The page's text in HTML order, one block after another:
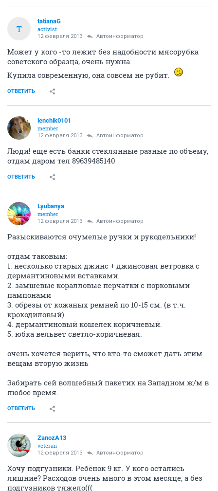
T
tatianaG
activist
12 февраля 2013 Автоинформатор
Может у кого -то лежит без надобности мясорубка
советского образца, очень нужна.
Купила современную, она совсем не рубит.
ОТВЕТИТЬ
lenchik0101
member
12 февраля 2013 Автоинформатор
Люди! еще есть банки стеклянные разные по объему,
отдам даром тел 89639485140
ОТВЕТИТЬ
Lyubanya
member
12 февраля 2013 Автоинформатор
Разыскиваются очумелые ручки и рукодельники!
отдам таковым:
1. несколько старых джинс + джинсовая ветровка с
дермантиновыми вставками.
2. замшевые коралловые перчатки с норковыми
пампонами
3. обрезы от кожаных ремней по 10-15 см. (в т.ч.
крокодиловый)
4. дермантиновый кошелек коричневый.
5. юбка вельвет светло-коричневая.
очень хочется верить, что кто-то сможет дать этим
вещам вторую жизнь
Забирать сей волшебный пакетик на Западном ж/м в
любое время.
ОТВЕТИТЬ
ZanozA13
veteran
12 февраля 2013 Автоинформатор
Хочу подгузники. Ребёнок 9 кг. У кого остались
лишние? Расходов очень много в этом месяце, а без
подгузников тяжело(((